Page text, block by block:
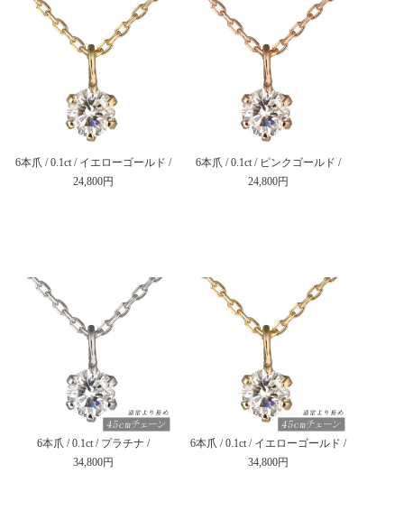
6本爪 / 0.1ct / イエローゴールド /
24,800円
6本爪 / 0.1ct / ピンクゴールド /
24,800円
6本爪 / 0.1ct / プラチナ /
34,800円
6本爪 / 0.1ct / イエローゴールド /
34,800円